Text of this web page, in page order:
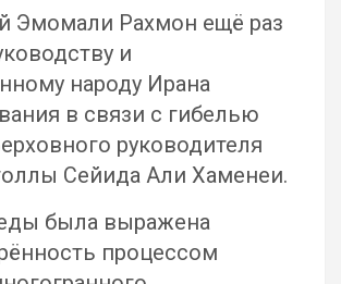
Эмомали Рахмон ещё раз
и
народу Ирана
в связи с гибелью
руководителя
Сейида Али Хаменеи.
была выражена
процессом